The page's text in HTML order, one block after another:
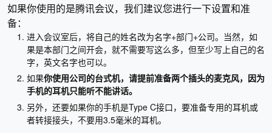
如果你使用的是腾讯会议，我们建议您进行一下设置和准
备：
进入会议室后，将自己的姓名改为名字+部门+公司。当然，如
果是本部门之间开会，就不需要写这么多，但至少写上自己的名
字，英文名字也可以。
如果你使用公司的台式机，请提前准备两个插头的麦克风，因为
手机的耳机只能听不能讲话。
另外，还要如果你的手机是Type C接口，要准备专用的耳机或
者转接接头，不要用3.5毫米的耳机。